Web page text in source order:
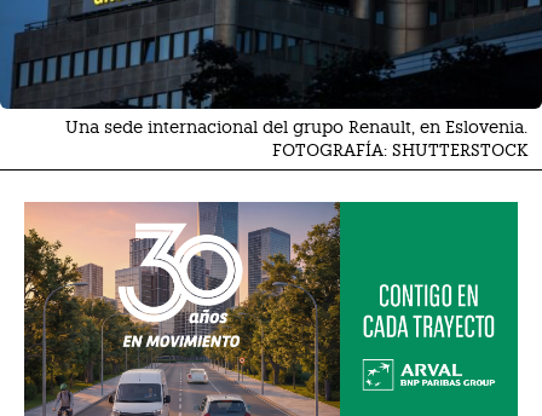
Una sede internacional del grupo Renault, en Eslovenia.
FOTOGRAFÍA: SHUTTERSTOCK